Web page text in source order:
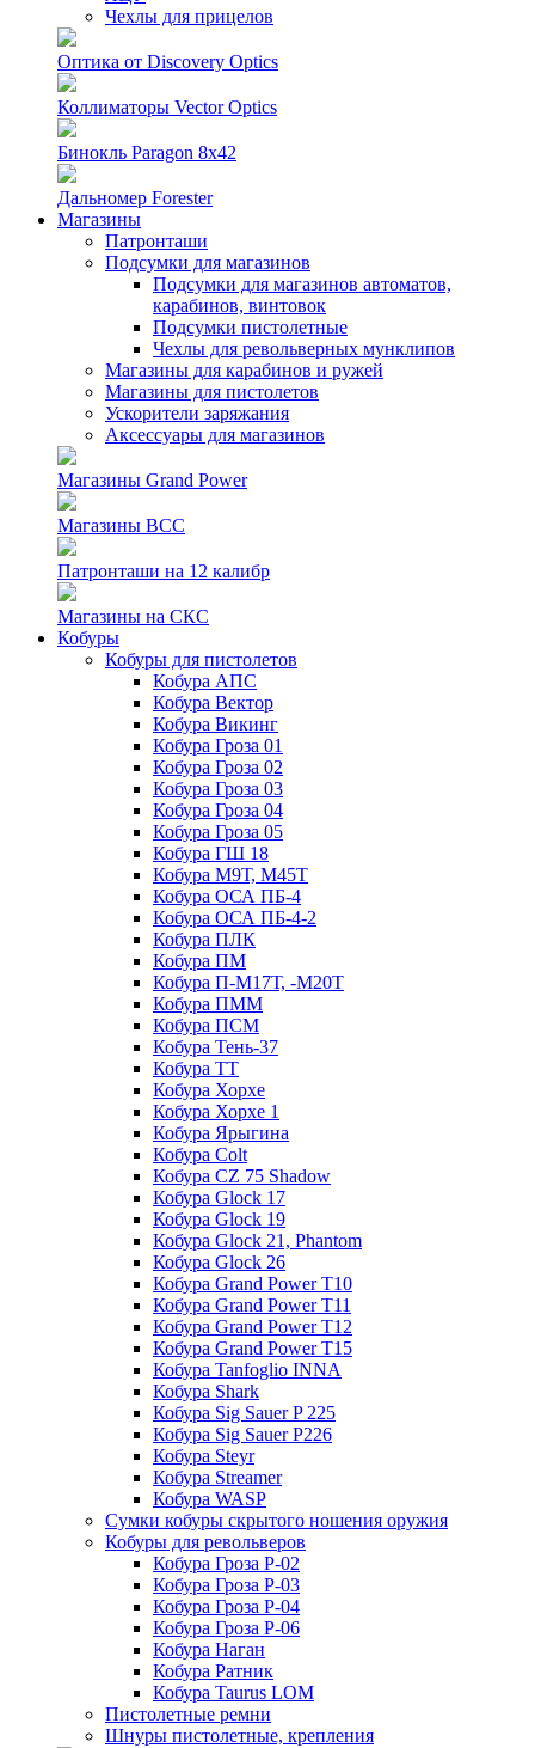
Чехлы для прицелов
Оптика от Discovery Optics
Коллиматоры Vector Optics
Бинокль Paragon 8х42
Дальномер Forester
Магазины
Патронташи
Подсумки для магазинов
Подсумки для магазинов автоматов,
карабинов, винтовок
Подсумки пистолетные
Чехлы для револьверных мунклипов
Магазины для карабинов и ружей
Магазины для пистолетов
Ускорители заряжания
Аксессуары для магазинов
Магазины Grand Power
Магазины ВСС
Патронташи на 12 калибр
Магазины на СКС
Кобуры
Кобуры для пистолетов
Кобура АПС
Кобура Вектор
Кобура Викинг
Кобура Гроза 01
Кобура Гроза 02
Кобура Гроза 03
Кобура Гроза 04
Кобура Гроза 05
Кобура ГШ 18
Кобура М9Т, М45Т
Кобура ОСА ПБ-4
Кобура ОСА ПБ-4-2
Кобура ПЛК
Кобура ПМ
Кобура П-М17Т, -М20Т
Кобура ПММ
Кобура ПСМ
Кобура Тень-37
Кобура ТТ
Кобура Хорхе
Кобура Хорхе 1
Кобура Ярыгина
Кобура Colt
Кобура CZ 75 Shadow
Кобура Glock 17
Кобура Glock 19
Кобура Glock 21, Phantom
Кобура Glock 26
Кобура Grand Power T10
Кобура Grand Power T11
Кобура Grand Power T12
Кобура Grand Power T15
Кобура Tanfoglio INNA
Кобура Shark
Кобура Sig Sauer P 225
Кобура Sig Sauer P226
Кобура Steyr
Кобура Streamer
Кобура WASP
Сумки кобуры скрытого ношения оружия
Кобуры для револьверов
Кобура Гроза Р-02
Кобура Гроза Р-03
Кобура Гроза Р-04
Кобура Гроза Р-06
Кобура Наган
Кобура Ратник
Кобура Taurus LOM
Пистолетные ремни
Шнуры пистолетные, крепления